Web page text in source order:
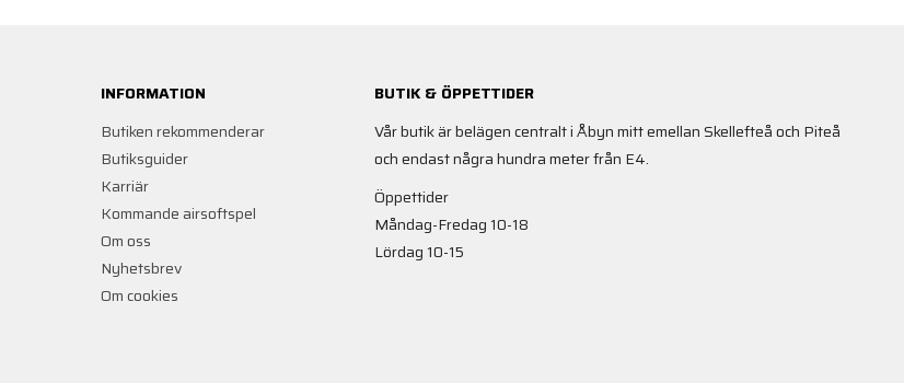
INFORMATION
Butiken rekommenderar
Butiksguider
Karriär
Kommande airsoftspel
Om oss
Nyhetsbrev
Om cookies
BUTIK & ÖPPETTIDER
Vår butik är belägen centralt i Åbyn mitt emellan Skellefteå och Piteå
och endast några hundra meter från E4.
Öppettider
Måndag-Fredag 10-18
Lördag 10-15